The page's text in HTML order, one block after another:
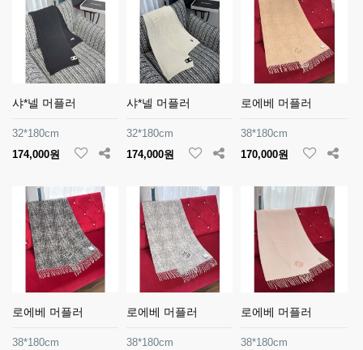
샤*넬 머플러
32*180cm
174,000원
샤*넬 머플러
32*180cm
174,000원
로에베 머플러
38*180cm
170,000원
로에베 머플러
38*180cm
로에베 머플러
38*180cm
로에베 머플러
38*180cm